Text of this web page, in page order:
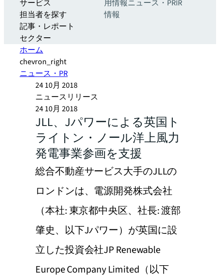
サービス
担当者を探す
記事・レポート
セクター
用情報ニュース・PRIR
情報
ホーム
chevron_right
ニュース・PR
24 10月 2018
ニュースリリース
24 10月 2018
JLL、Jパワーによる英国ト
ライトン・ノール洋上風力
発電事業参画を支援
総合不動産サービス大手のJLLの
ロンドンは、電源開発株式会社
（本社: 東京都中央区、社長: 渡部
肇史、以下Jパワー）が英国に設
立した投資会社JP Renewable
Europe Company Limited（以下